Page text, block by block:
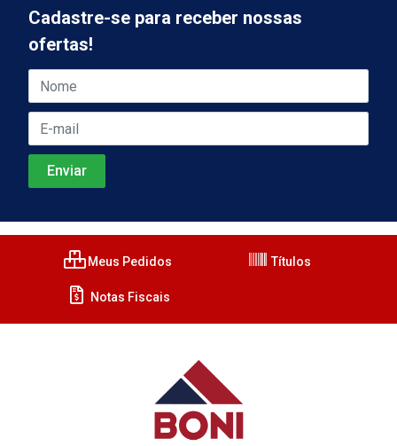
Cadastre-se para receber nossas
ofertas!
Meus Pedidos Títulos
Notas Fiscais